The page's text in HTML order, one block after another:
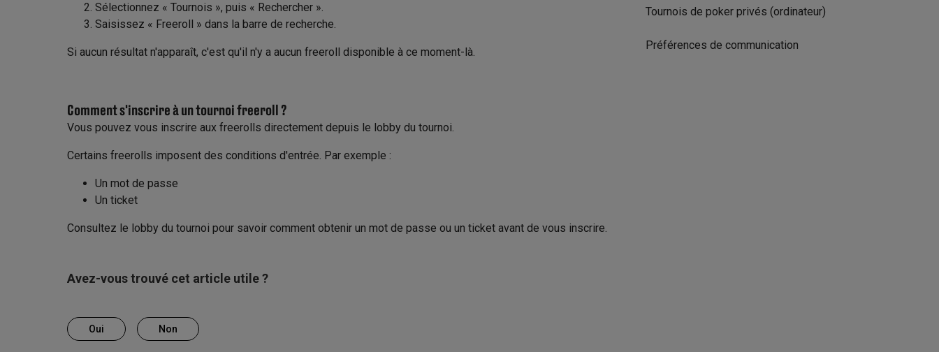
Sélectionnez « Tournois », puis « Rechercher ».
Saisissez « Freeroll » dans la barre de recherche.
Si aucun résultat n'apparaît, c'est qu'il n'y a aucun freeroll disponible à ce moment-là.
Comment s'inscrire à un tournoi freeroll ?
Vous pouvez vous inscrire aux freerolls directement depuis le lobby du tournoi.
Certains freerolls imposent des conditions d'entrée. Par exemple :
Un mot de passe
Un ticket
Consultez le lobby du tournoi pour savoir comment obtenir un mot de passe ou un ticket avant de vous inscrire.
Avez-vous trouvé cet article utile ?
Oui Non
Tournois de poker privés (ordinateur)
Préférences de communication